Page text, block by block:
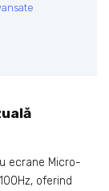
ecrane Micro-
oferind